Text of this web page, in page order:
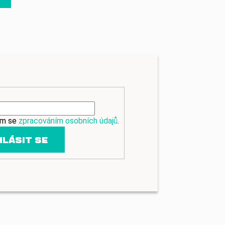
se zpracováním osobních údajů.
SE